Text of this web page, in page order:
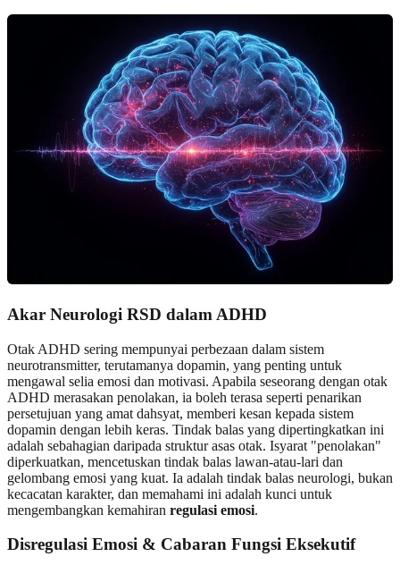
Akar Neurologi RSD dalam ADHD
Otak ADHD sering mempunyai perbezaan dalam sistem
neurotransmitter, terutamanya dopamin, yang penting untuk
mengawal selia emosi dan motivasi. Apabila seseorang dengan otak
ADHD merasakan penolakan, ia boleh terasa seperti penarikan
persetujuan yang amat dahsyat, memberi kesan kepada sistem
dopamin dengan lebih keras. Tindak balas yang dipertingkatkan ini
adalah sebahagian daripada struktur asas otak. Isyarat "penolakan"
diperkuatkan, mencetuskan tindak balas lawan-atau-lari dan
gelombang emosi yang kuat. Ia adalah tindak balas neurologi, bukan
kecacatan karakter, dan memahami ini adalah kunci untuk
mengembangkan kemahiran regulasi emosi.
Disregulasi Emosi & Cabaran Fungsi Eksekutif